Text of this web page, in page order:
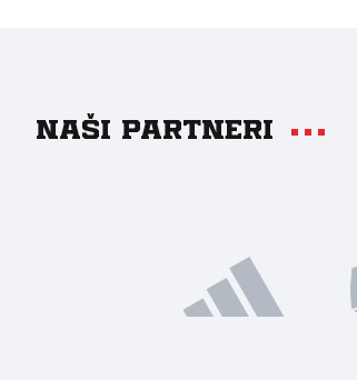
Naši partneri